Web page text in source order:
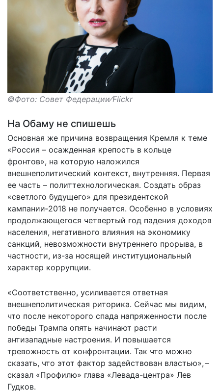
©Фото: Совет Федерации⁄Flickr
На Обаму не спишешь
Основная же причина возвращения Кремля к теме
«Россия – осажденная крепость в кольце
фронтов», на которую наложился
внешнеполитический контекст, внутренняя. Первая
ее часть – политтехнологическая. Создать образ
«светлого будущего» для президентской
кампании‑2018 не получается. Особенно в условиях
продолжающегося четвертый год падения доходов
населения, негативного влияния на экономику
санкций, невозможности внутреннего прорыва, в
частности, из-за носящей институциональный
характер коррупции.
«Соответственно, усиливается ответная
внешнеполитическая риторика. Сейчас мы видим,
что после некоторого спада напряженности после
победы Трампа опять начинают расти
антизападные настроения. И повышается
тревожность от конфронтации. Так что можно
сказать, что этот фактор задействован властью», –
сказал «Профилю» глава «Левада-центра» Лев
Гудков.